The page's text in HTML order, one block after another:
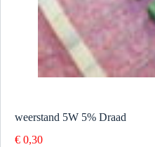
weerstand 5W 5% Draad
€ 0,30